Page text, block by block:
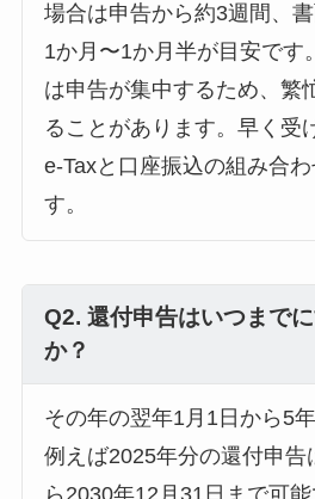
場合は申告から約3週間、
1か月〜1か月半が目安です
は申告が集中するため、繁
ることがあります。早く受
e-Taxと口座振込の組み合
す。
Q2. 還付申告はいつまで
か？
その年の翌年1月1日から5
例えば2025年分の還付申告